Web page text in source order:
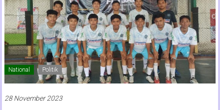
National Politik
28 November 2023